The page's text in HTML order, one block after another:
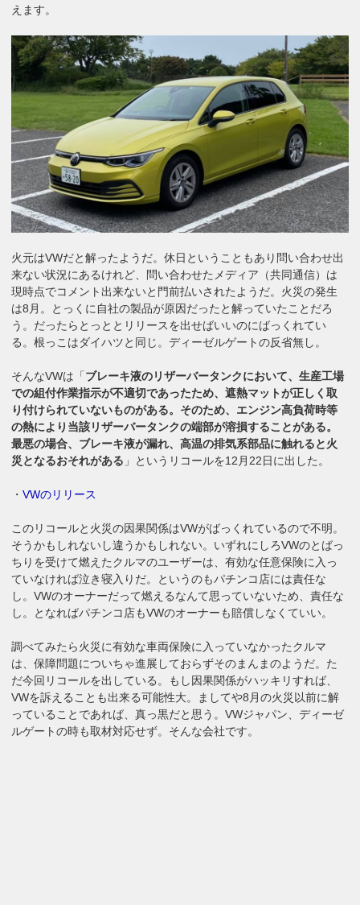
えます。
火元はVWだと解ったようだ。休日ということもあり問い合わせ出
来ない状況にあるけれど、問い合わせたメディア（共同通信）は
現時点でコメント出来ないと門前払いされたようだ。火災の発生
は8月。とっくに自社の製品が原因だったと解っていたことだろ
う。だったらとっととリリースを出せばいいのにばっくれてい
る。根っこはダイハツと同じ。ディーゼルゲートの反省無し。
そんなVWは「ブレーキ液のリザーバータンクにおいて、生産工場
での組付作業指示が不適切であったため、遮熱マットが正しく取
り付けられていないものがある。そのため、エンジン高負荷時等
の熱により当該リザーバータンクの端部が溶損することがある。
最悪の場合、ブレーキ液が漏れ、高温の排気系部品に触れると火
災となるおそれがある 」というリコールを12月22日に出した。
・VWのリリース
このリコールと火災の因果関係はVWがばっくれているので不明。
そうかもしれないし違うかもしれない。いずれにしろVWのとばっ
ちりを受けて燃えたクルマのユーザーは、有効な任意保険に入っ
ていなければ泣き寝入りだ。というのもパチンコ店には責任な
し。VWのオーナーだって燃えるなんて思っていないため、責任な
し。となればパチンコ店もVWのオーナーも賠償しなくていい。
調べてみたら火災に有効な車両保険に入っていなかったクルマ
は、保障問題についちゃ進展しておらずそのまんまのようだ。た
だ今回リコールを出している。もし因果関係がハッキリすれば、
VWを訴えることも出来る可能性大。ましてや8月の火災以前に解
っていることであれば、真っ黒だと思う。VWジャパン、ディーゼ
ルゲートの時も取材対応せず。そんな会社です。